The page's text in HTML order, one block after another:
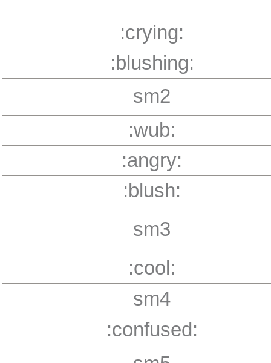
:crying:
:blushing:
sm2
:wub:
:angry:
:blush:
sm3
:cool:
sm4
:confused: